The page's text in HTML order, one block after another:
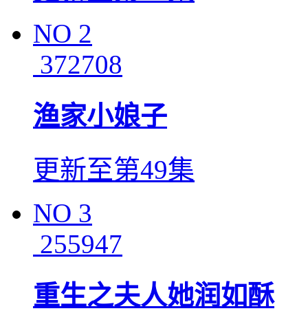
NO 2
372708
渔家小娘子
更新至第49集
NO 3
255947
重生之夫人她润如酥